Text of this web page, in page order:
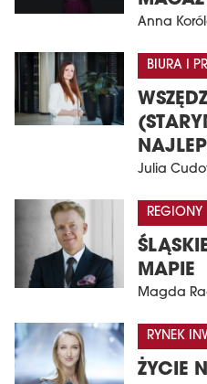
Anna
BIURA I
Julia
REGIONY
MAPIE
Magda
RYNEK
ŻYCIE